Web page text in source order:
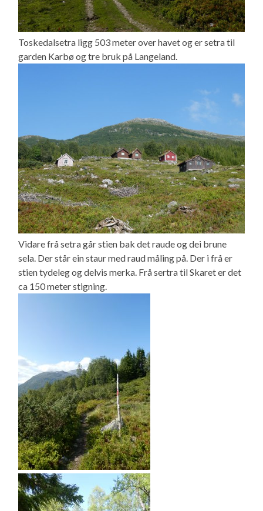
Toskedalsetra ligg 503 meter over havet og er setra til
garden Karbø og tre bruk på Langeland.
Vidare frå setra går stien bak det raude og dei brune
sela. Der står ein staur med raud måling på. Der i frå er
stien tydeleg og delvis merka. Frå sertra til Skaret er det
ca 150 meter stigning.